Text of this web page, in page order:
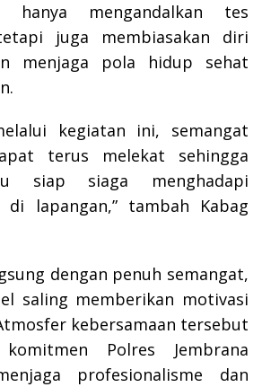
hanya mengandalkan tes
juga membiasakan diri
menjaga pola hidup sehat
kegiatan ini, semangat
terus melekat sehingga
siap siaga menghadapi
lapangan,” tambah Kabag
dengan penuh semangat,
saling memberikan motivasi
kebersamaan tersebut
komitmen Polres Jembrana
profesionalisme dan